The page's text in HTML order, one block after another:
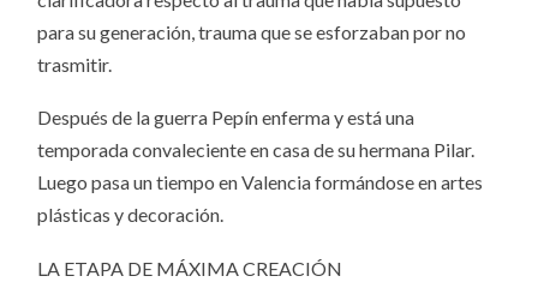
para su generación, trauma que se esforzaban por no
trasmitir.
Después de la guerra Pepín enferma y está una
temporada convaleciente en casa de su hermana Pilar.
Luego pasa un tiempo en Valencia formándose en artes
plásticas y decoración.
LA ETAPA DE MÁXIMA CREACIÓN